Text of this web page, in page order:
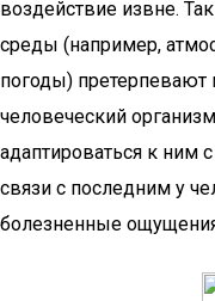
воздействие извне.
среды (например,
погоды)
человеческий
адаптироваться к ним
связи с последним у
болезненные